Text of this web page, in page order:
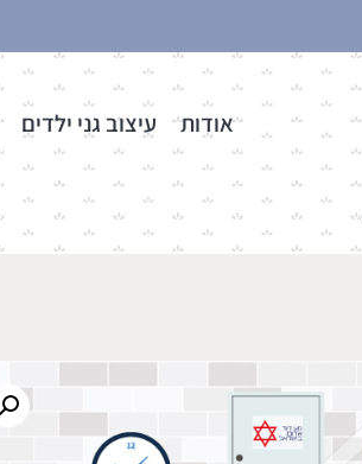
אודות עיצוב גני ילדים